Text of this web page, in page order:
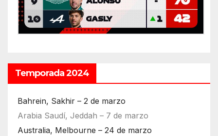
Temporada 2024
Bahrein, Sakhir – 2 de marzo
Arabia Saudí, Jeddah – 7 de marzo
Australia, Melbourne – 24 de marzo